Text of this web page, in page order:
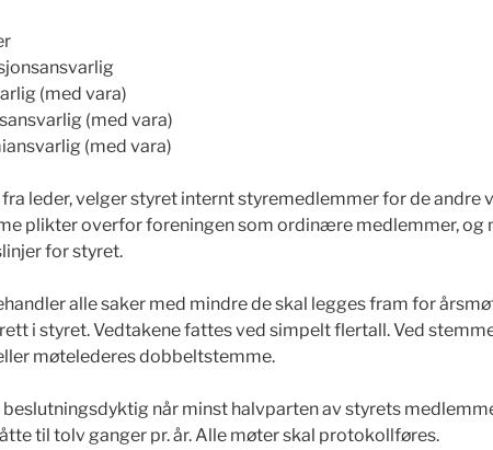
(med vara)
(med vara)
(med vara)
leder, velger styret internt styremedlemmer for de andre
plikter overfor foreningen som ordinære medlemmer, og
for styret.
alle saker med mindre de skal legges fram for
i styret. Vedtakene fattes ved simpelt flertall. Ved
møtelederes dobbeltstemme.
beslutningsdyktig når minst halvparten av styrets
til tolv ganger pr. år. Alle møter skal protokollføres.